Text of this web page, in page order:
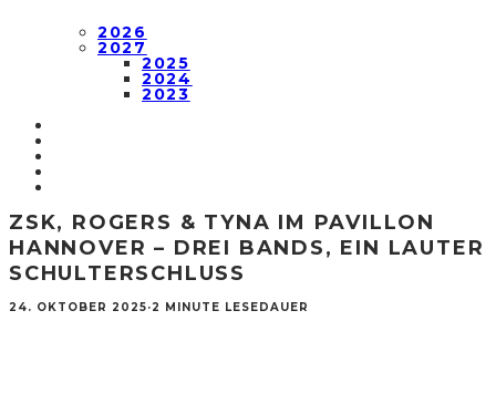
2026
2027
2025
2024
2023
ZSK, ROGERS & TYNA IM PAVILLON
HANNOVER – DREI BANDS, EIN LAUTER
SCHULTERSCHLUSS
24. OKTOBER 2025·2 MINUTE LESEDAUER